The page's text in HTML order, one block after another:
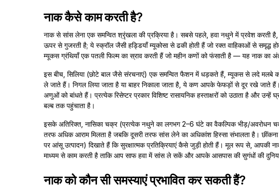
नाक कैसे काम करती है?
नाक से सांस लेना एक समन्वित श्रृंखला की प्रक्रिया है। सबसे पहले, हवा नथुने में प्रवेश करती
ऊपर से गुजरती है; ये स्क्रॉल जैसी हड्डियाँ म्यूकोसा से ढकी होती हैं जो रक्त वाहिकाओं से समृद्ध
म्यूकस ग्रंथियाँ एक पतली फिल्म का स्राव करती हैं जो महीन कणों को फंसाती है — यह नाक का
इस बीच, सिलिया (छोटे बाल जैसे संरचनाएं) एक समन्वित फैशन में धड़कते हैं, म्यूकस से लदे मलबे को
ले जाते हैं। निगल लिया जाता है या बाहर निकाला जाता है, ये कण आपके फेफड़ों से दूर रखे जाते हैं।
अणुओं को बांधते हैं। प्रत्येक रिसेप्टर प्रकार विशिष्ट रासायनिक हस्ताक्षरों को उठाता है और
बल्ब तक पहुंचाता है।
इसके अतिरिक्त, नासिका चक्र (प्रत्येक नथुने का लगभग 2–6 घंटे का वैकल्पिक भीड़/अवरोधन
तरफ अधिक आराम मिलता है जबकि दूसरी तरफ सांस लेने का अधिकांश हिस्सा संभालता है।
पर आंसू उत्पादन) दिखाते हैं कि सुरक्षात्मक प्रतिक्रियाएं कैसे जुड़ी होती हैं। मूल रूप से, आपकी
माध्यम से काम करती है ताकि आप साफ हवा में सांस ले सकें और आपके आसपास की सुगंधों की
नाक को कौन सी समस्याएं प्रभावित कर सकती हैं?